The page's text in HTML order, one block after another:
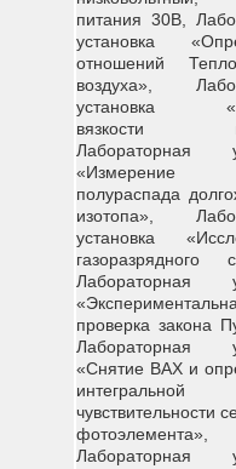
питания 30В,
установка
отношений
воздуха»,
установка
вязкости
Лабораторная
«Измерение
полураспада
изотопа»,
установка
газоразрядного
Лабораторная
проверка закона
Лабораторная
«Снятие ВАХ и
интегральной
чувствительности
фотоэлемента»,
Лабораторная